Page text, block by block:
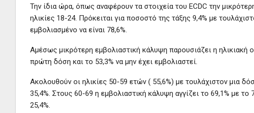
Την ίδια ώρα, όπως αναφέρουν τα στοιχεία του ECDC την
ηλικίες 18-24. Πρόκειται για ποσοστό της τάξης 9,4% με
εμβολιασμένο να είναι 78,6%.
Αμέσως μικρότερη εμβολιαστική κάλυψη παρουσιάζει η ηλικιακή
πρώτη δόση και το 53,3% να μην έχει εμβολιαστεί.
Ακολουθούν οι ηλικίες 50-59 ετών ( 55,6%) με τουλάχιστον μια
35,4%. Στους 60-69 η εμβολιαστική κάλυψη αγγίζει το 69,1% με
25,4%.